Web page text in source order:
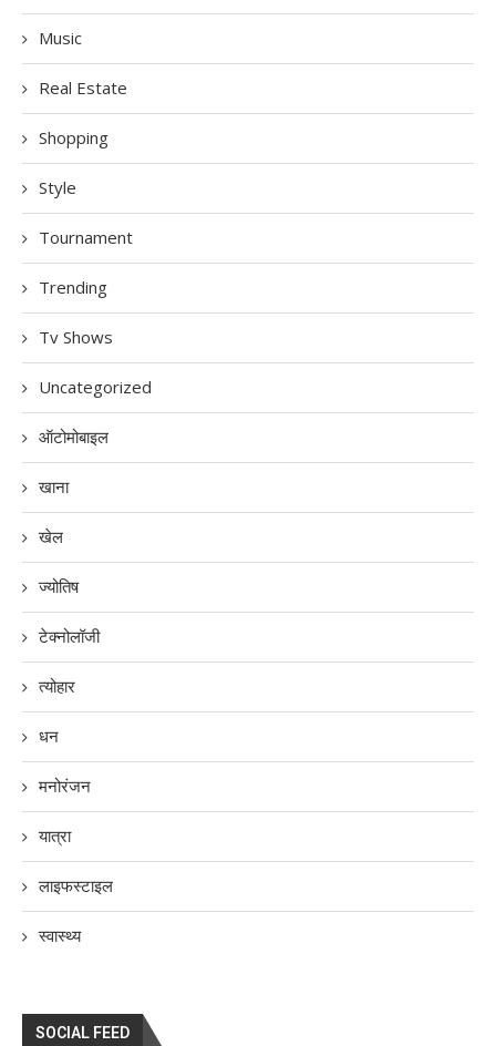
Music
Real Estate
Shopping
Style
Tournament
Trending
Tv Shows
Uncategorized
ऑटोमोबाइल
खाना
खेल
ज्योतिष
टेक्नोलॉजी
त्योहार
धन
मनोरंजन
यात्रा
लाइफस्टाइल
स्वास्थ्य
SOCIAL FEED